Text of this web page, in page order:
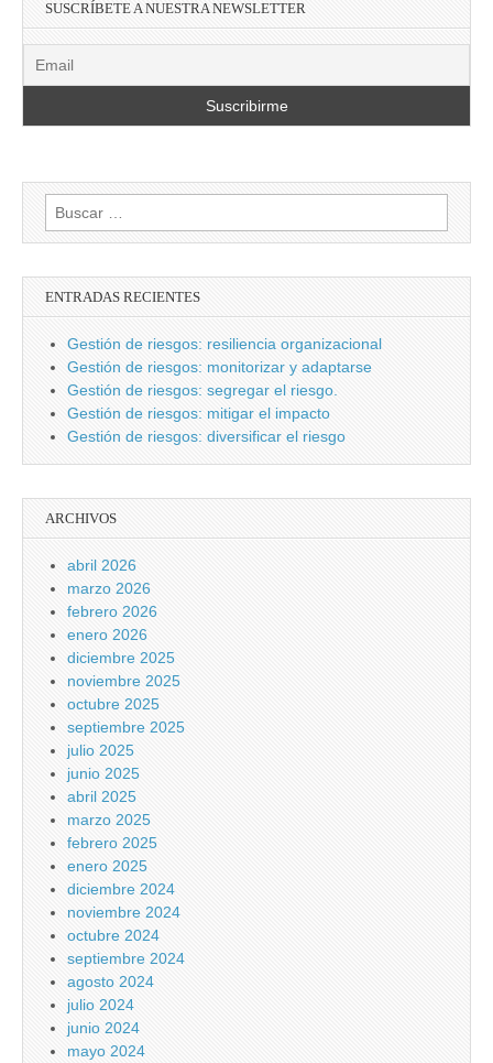
SUSCRÍBETE A NUESTRA NEWSLETTER
Buscar:
ENTRADAS RECIENTES
Gestión de riesgos: resiliencia organizacional
Gestión de riesgos: monitorizar y adaptarse
Gestión de riesgos: segregar el riesgo.
Gestión de riesgos: mitigar el impacto
Gestión de riesgos: diversificar el riesgo
ARCHIVOS
abril 2026
marzo 2026
febrero 2026
enero 2026
diciembre 2025
noviembre 2025
octubre 2025
septiembre 2025
julio 2025
junio 2025
abril 2025
marzo 2025
febrero 2025
enero 2025
diciembre 2024
noviembre 2024
octubre 2024
septiembre 2024
agosto 2024
julio 2024
junio 2024
mayo 2024